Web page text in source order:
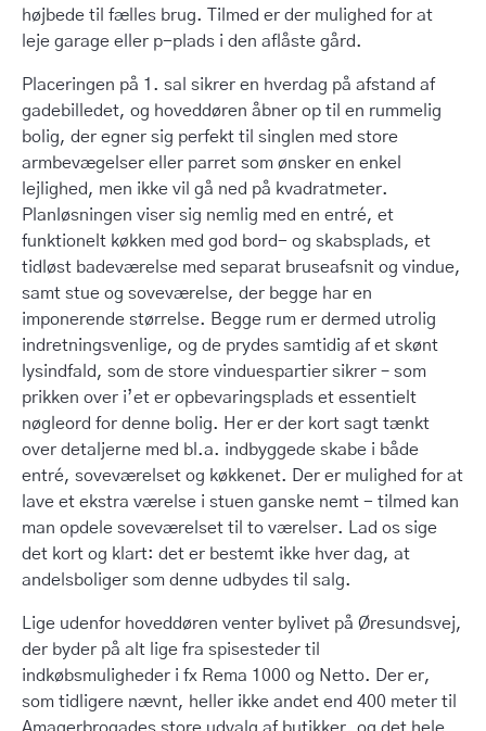
højbede til fælles brug. Tilmed er der mulighed for at
leje garage eller p-plads i den aflåste gård.
Placeringen på 1. sal sikrer en hverdag på afstand af
gadebilledet, og hoveddøren åbner op til en rummelig
bolig, der egner sig perfekt til singlen med store
armbevægelser eller parret som ønsker en enkel
lejlighed, men ikke vil gå ned på kvadratmeter.
Planløsningen viser sig nemlig med en entré, et
funktionelt køkken med god bord- og skabsplads, et
tidløst badeværelse med separat bruseafsnit og vindue,
samt stue og soveværelse, der begge har en
imponerende størrelse. Begge rum er dermed utrolig
indretningsvenlige, og de prydes samtidig af et skønt
lysindfald, som de store vinduespartier sikrer – som
prikken over i’et er opbevaringsplads et essentielt
nøgleord for denne bolig. Her er der kort sagt tænkt
over detaljerne med bl.a. indbyggede skabe i både
entré, soveværelset og køkkenet. Der er mulighed for at
lave et ekstra værelse i stuen ganske nemt - tilmed kan
man opdele soveværelset til to værelser. Lad os sige
det kort og klart: det er bestemt ikke hver dag, at
andelsboliger som denne udbydes til salg.
Lige udenfor hoveddøren venter bylivet på Øresundsvej,
der byder på alt lige fra spisesteder til
indkøbsmuligheder i fx Rema 1000 og Netto. Der er,
som tidligere nævnt, heller ikke andet end 400 meter til